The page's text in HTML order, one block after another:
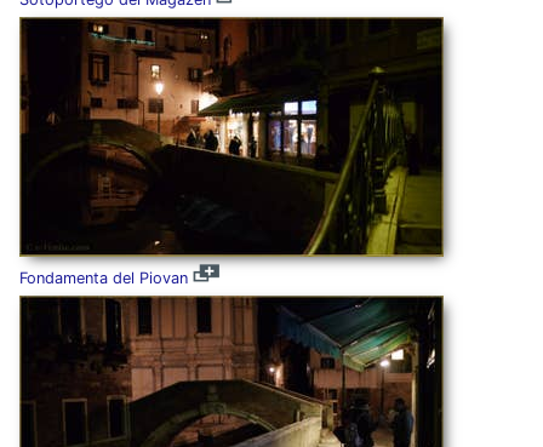
Fondamenta del Piovan